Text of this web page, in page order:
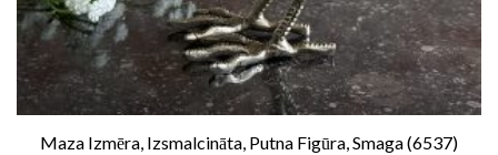
Maza Izmēra, Izsmalcināta, Putna Figūra, Smaga (6537)